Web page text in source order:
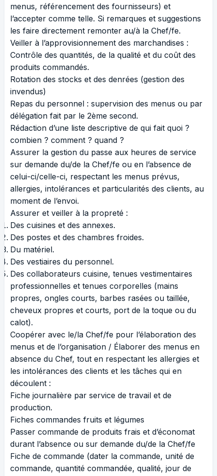
menus, référencement des fournisseurs) et
l’accepter comme telle. Si remarques et suggestions
les faire directement remonter au/à la Chef/fe.
Veiller à l’approvisionnement des marchandises :
Contrôle des quantités, de la qualité et du coût des
produits commandés.
Rotation des stocks et des denrées (gestion des
invendus)
Repas du personnel : supervision des menus ou par
délégation fait par le 2ème second.
Rédaction d’une liste descriptive de qui fait quoi ?
combien ? comment ? quand ?
Assurer la gestion du passe aux heures de service
sur demande du/de la Chef/fe ou en l’absence de
celui-ci/celle-ci, respectant les menus prévus,
allergies, intolérances et particularités des clients, au
moment de l’envoi.
Assurer et veiller à la propreté :
Des cuisines et des annexes.
Des postes et des chambres froides.
Du matériel.
Des vestiaires du personnel.
Des collaborateurs cuisine, tenues vestimentaires
professionnelles et tenues corporelles (mains
propres, ongles courts, barbes rasées ou taillée,
cheveux propres et courts, port de la toque ou du
calot).
Coopérer avec le/la Chef/fe pour l’élaboration des
menus et de l’organisation / Élaborer des menus en
absence du Chef, tout en respectant les allergies et
les intolérances des clients et les tâches qui en
découlent :
Fiche journalière par service de travail et de
production.
Fiches commandes fruits et légumes
Passer commande de produits frais et d’économat
durant l’absence ou sur demande du/de la Chef/fe
Fiche de commande (dater la commande, unité de
commande, quantité commandée, qualité, jour de